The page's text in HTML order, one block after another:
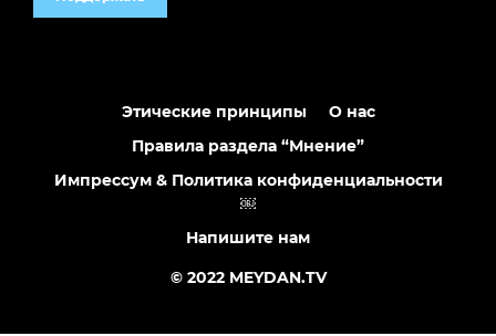
Этические принципы
О нас
Правила раздела “Мнение”
Импрессум & Политика конфиденциальности
￼
Напишите нам
© 2022 MEYDAN.TV